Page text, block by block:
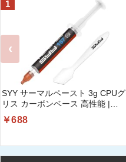
‹
1
SYY サーマルペースト 3g CPUグ
リス カーボンベース 高性能 |
CPUペースト;ヒートシンク/IC/プ
ロセッサ対応;熱インターフェース
￥688